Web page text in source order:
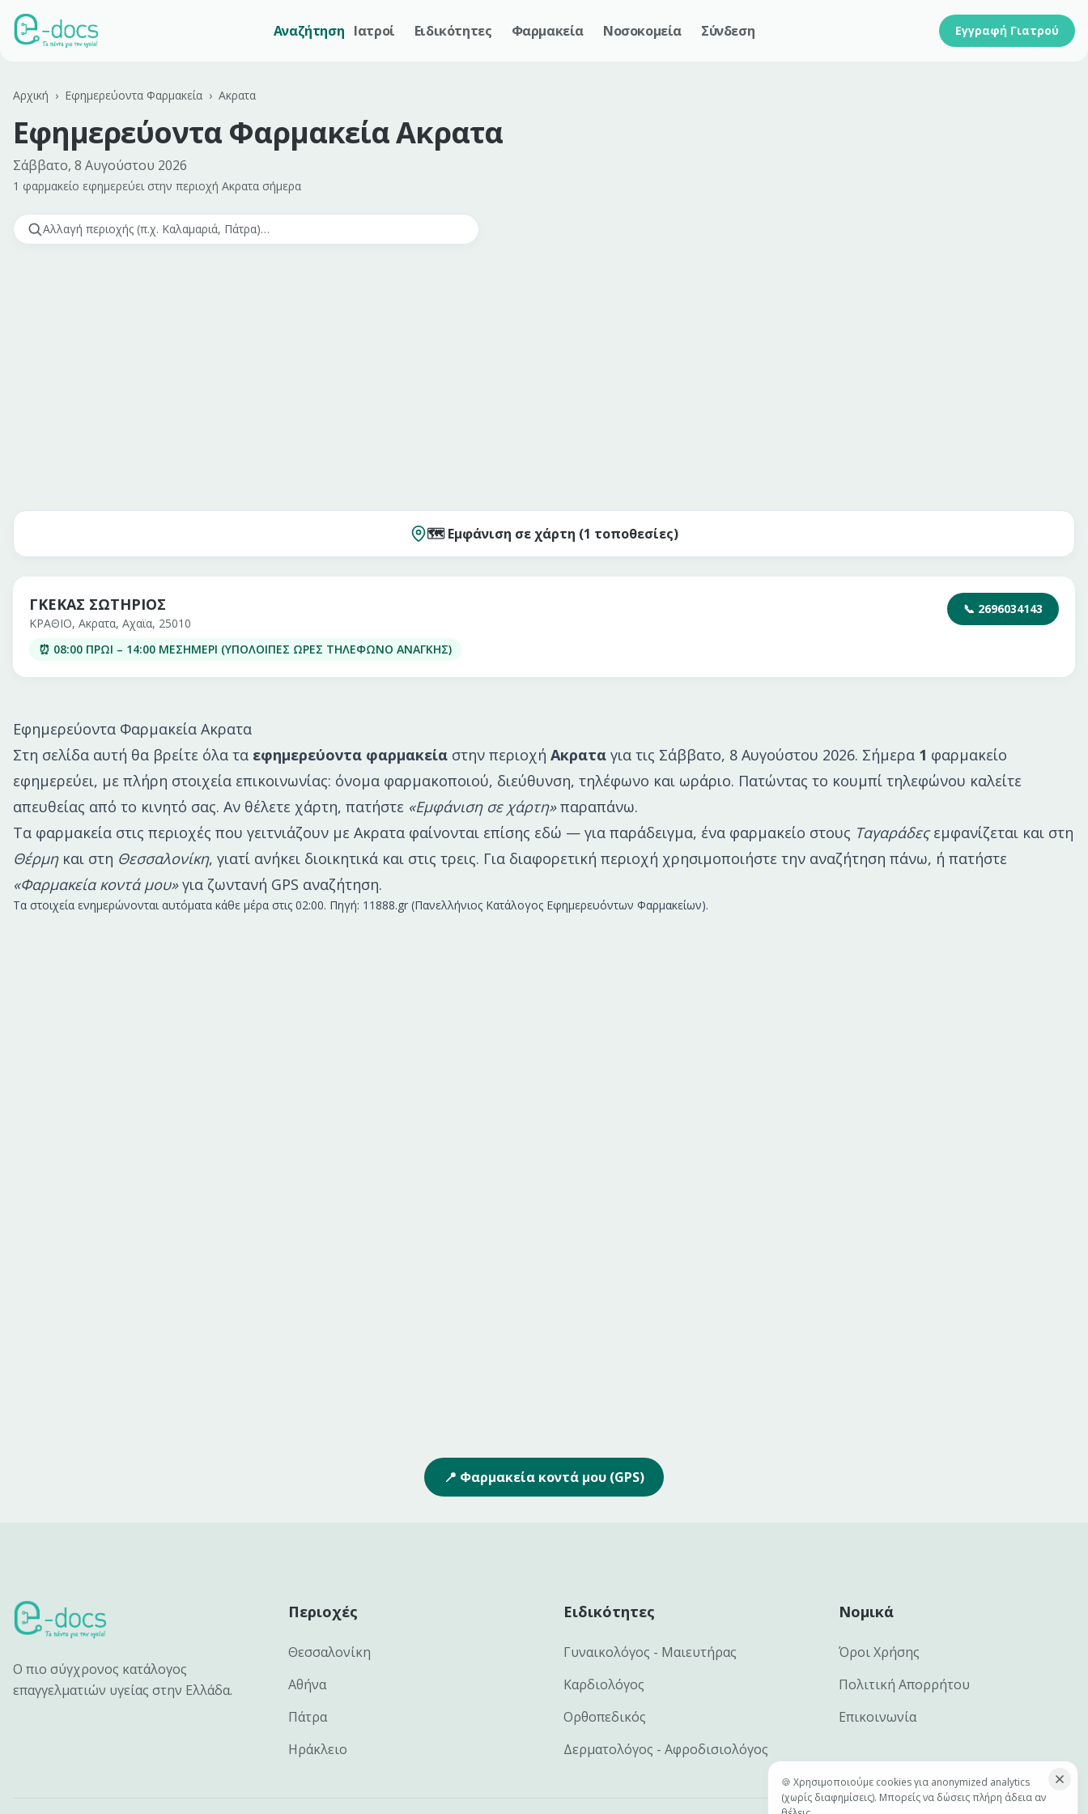
Αναζήτηση Ιατροί Ειδικότητες Φαρμακεία Νοσοκομεία Σύνδεση Εγγραφή Γιατρού
Αρχική › Εφημερεύοντα Φαρμακεία › Ακρατα
Εφημερεύοντα ΦαρμακείαΑκρατα
Σάββατο, 8 Αυγούστου 2026
1 φαρμακείο εφημερεύει στην περιοχή Ακρατα σήμερα
🗺️ Εμφάνιση σε χάρτη (1 τοποθεσίες)
ΓΚΕΚΑΣ ΣΩΤΗΡΙΟΣ
ΚΡΑΘΙΟ, Ακρατα, Αχαϊα, 25010
⏰ 08:00 ΠΡΩΙ – 14:00 ΜΕΣΗΜΕΡΙ (ΥΠΟΛΟΙΠΕΣ ΩΡΕΣ ΤΗΛΕΦΩΝΟ ΑΝΑΓΚΗΣ)
📞 2696034143
Εφημερεύοντα Φαρμακεία Ακρατα
Στη σελίδα αυτή θα βρείτε όλα τα εφημερεύοντα φαρμακεία στην περιοχή Ακρατα για τις Σάββατο, 8 Αυγούστου 2026. Σήμερα 1 φαρμακείο
εφημερεύει, με πλήρη στοιχεία επικοινωνίας: όνομα φαρμακοποιού, διεύθυνση, τηλέφωνο και ωράριο. Πατώντας το κουμπί τηλεφώνου καλείτε
απευθείας από το κινητό σας. Αν θέλετε χάρτη, πατήστε «Εμφάνιση σε χάρτη»παραπάνω.
Τα φαρμακεία στις περιοχές που γειτνιάζουν με Ακρατα φαίνονται επίσης εδώ — για παράδειγμα, ένα φαρμακείο στους Ταγαράδεςεμφανίζεται και στη
Θέρμηκαι στη Θεσσαλονίκη, γιατί ανήκει διοικητικά και στις τρεις. Για διαφορετική περιοχή χρησιμοποιήστε την αναζήτηση πάνω, ή πατήστε
«Φαρμακεία κοντά μου»για ζωντανή GPS αναζήτηση.
Τα στοιχεία ενημερώνονται αυτόματα κάθε μέρα στις 02:00. Πηγή: 11888.gr (Πανελλήνιος Κατάλογος Εφημερευόντων Φαρμακείων).
📍 Φαρμακεία κοντά μου (GPS)
Ο πιο σύγχρονος κατάλογος
επαγγελματιών υγείας στην Ελλάδα.
Περιοχές
Θεσσαλονίκη
Αθήνα
Πάτρα
Ηράκλειο
Ειδικότητες
Γυναικολόγος - Μαιευτήρας
Καρδιολόγος
Ορθοπεδικός
Δερματολόγος - Αφροδισιολόγος
Νομικά
Όροι Χρήσης
Πολιτική Απορρήτου
Επικοινωνία
🍪 Χρησιμοποιούμε cookies για anonymized analytics
(χωρίς διαφημίσεις). Μπορείς να δώσεις πλήρη άδεια αν